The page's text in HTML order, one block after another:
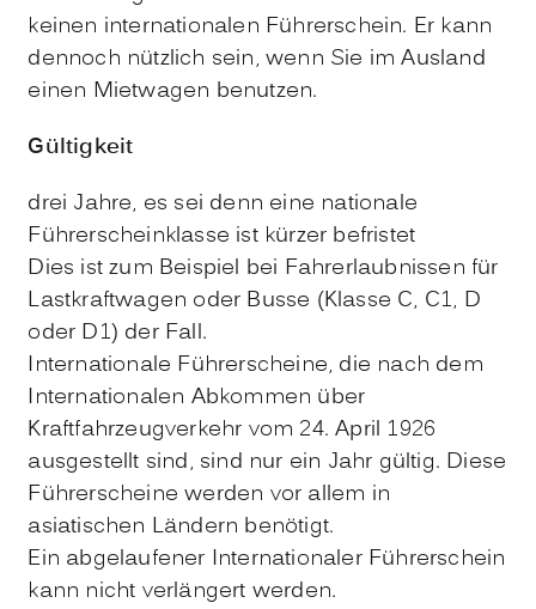
keinen internationalen Führerschein. Er kann
dennoch nützlich sein, wenn Sie im Ausland
einen Mietwagen benutzen.
Gültigkeit
drei Jahre, es sei denn eine nationale
Führerscheinklasse ist kürzer befristet
Dies ist zum Beispiel bei Fahrerlaubnissen für
Lastkraftwagen oder Busse (Klasse C, C1, D
oder D1) der Fall.
Internationale Führerscheine, die nach dem
Internationalen Abkommen über
Kraftfahrzeugverkehr vom 24. April 1926
ausgestellt sind, sind nur ein Jahr gültig. Diese
Führerscheine werden vor allem in
asiatischen Ländern benötigt.
Ein abgelaufener Internationaler Führerschein
kann nicht verlängert werden.